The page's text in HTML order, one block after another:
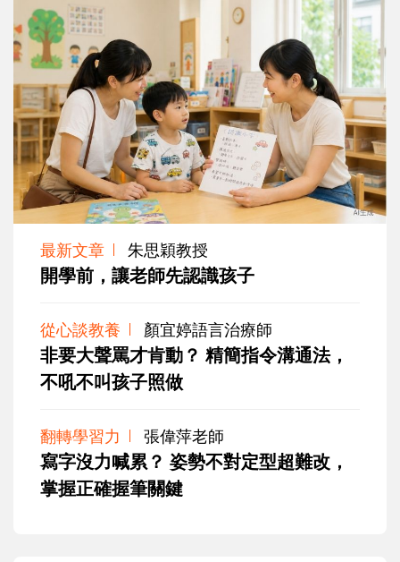
最新文章 朱思穎教授
開學前，讓老師先認識孩子
從心談教養 顏宜婷語言治療師
非要大聲罵才肯動？ 精簡指令溝通法，
不吼不叫孩子照做
翻轉學習力 張偉萍老師
寫字沒力喊累？ 姿勢不對定型超難改，
掌握正確握筆關鍵